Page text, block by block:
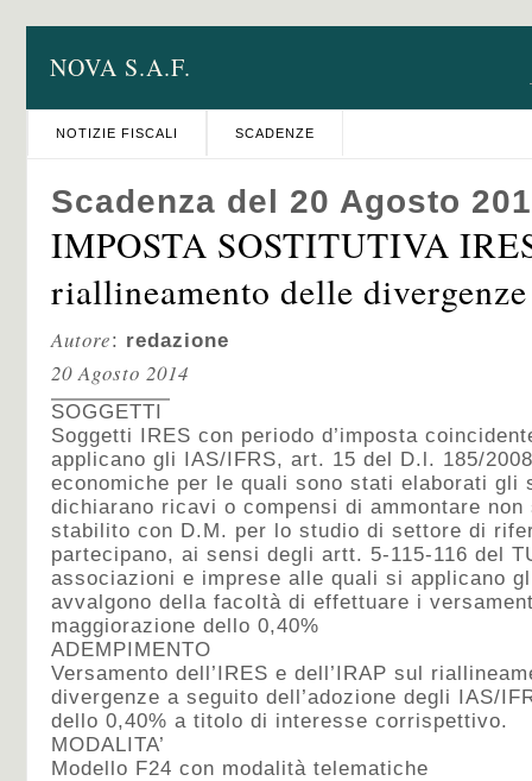
NOVA S.A.F.
NOTIZIE FISCALI SCADENZE
Scadenza del 20 Agosto
IMPOSTA SOSTITUTIVA
riallineamento delle
Autore: redazione
20 Agosto 2014
SOGGETTI
Soggetti IRES con periodo d’imposta
applicano gli IAS/IFRS, art. 15 del D.l. 185/
economiche per le quali sono stati elaborati gli
dichiarano ricavi o compensi di ammontare
stabilito con D.M. per lo studio di settore di
partecipano, ai sensi degli artt. 5-115-116 del
associazioni e imprese alle quali si applicano
avvalgono della facoltà di effettuare i
maggiorazione dello 0,40%
ADEMPIMENTO
Versamento dell’IRES e dell’IRAP sul
divergenze a seguito dell’adozione degli IAS/
dello 0,40% a titolo di interesse corrispettivo.
MODALITA’
Modello F24 con modalità telematiche